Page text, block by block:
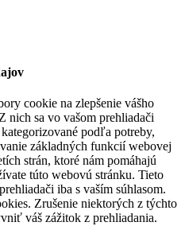
cookie na zlepšenie vášho
nich sa vo vašom prehliadači
podľa potreby,
základných funkcií webovej
strán, ktoré nám pomáhajú
túto webovú stránku. Tieto
iba s vaším súhlasom.
Zrušenie niektorých z týchto
váš zážitok z prehliadania.